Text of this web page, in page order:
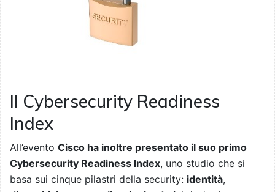
Il Cybersecurity Readiness
Index
All’evento Cisco ha inoltre presentato il suo primo
Cybersecurity Readiness Index, uno studio che si
basa sui cinque pilastri della security: identità,